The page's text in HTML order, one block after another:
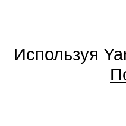
Используя